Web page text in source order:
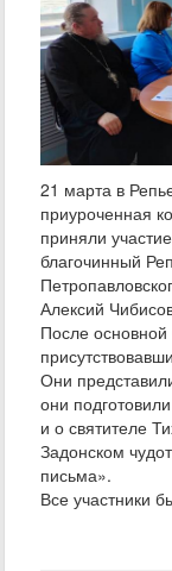
21 марта в
приуроченная
приняли
благочинный
Алексий
После
Они
они
и о святителе
Задонском
письма».
Все участники